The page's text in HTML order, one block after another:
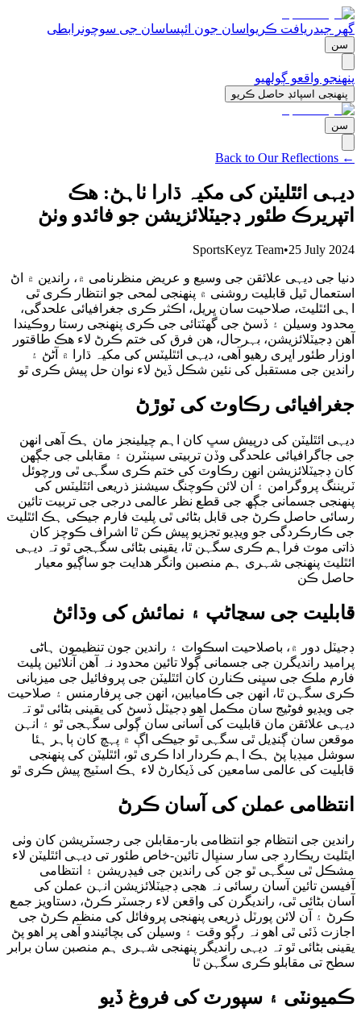
گھر جیدریافت ڪریو اسان جون ائپساسان جی سوچونرابطی
سن
پنھنجو واقعو ڳولھیو
پنھنجی اسپائڊ حاصل ڪریو
سن
← Back to Our Reflections
دیہی ائٿلیٽن کی مکیہ ڌارا ٺاہڻ: ھڪ
اتپریرڪ طئور ڊجیٽلائزیشن جو فائدو وٺڻ
SportsKeyz Team•25 July 2024
دنیا جی دیہی علائقن جی وسیع و عریض منظرنامی ۾، راندین ۾ اڻ
استعمال ٿیل قابلیت روشنی ۾ پنھنجی لمحی جو انتظار ڪری ٿی
اہی ائٿلیٽ، صلاحیت سان ڀریل، اڪثر ڪری جغرافیائی علحدگی،
محدود وسیلن ۽ ڏسڻ جی گھٽتائی جی ڪری پنھنجی رستا روڪیندا
آھن ڊجیٽلائزیشن، بہرحال، ھن فرق کی ختم ڪرڻ لاء ھڪ طاقتور
اوزار طئور اڀری رھیو آھی، دیہی ائٿلیٽس کی مکیہ ڌارا ۾ آڻڻ ۽
راندین جی مستقبل کی نئین شڪل ڏیڻ لاء نوان حل پیش ڪری ٿو
جغرافیائی رڪاوٽ کی ٽوڙڻ
دیہی ائٿلیٽن کی درپیش سڀ کان اہم چیلینجز مان ہڪ آھی انھن
جی جاگرافیائی علحدگی وڏن تربیتی سینٽرن ۽ مقابلی جی جڳھن
کان ڊجیٽلائزیشن انھن رڪاوٽ کی ختم ڪری سگہی ٿی ورچوئل
ٽریننگ پروگرامن ۽ آن لائن ڪوچنگ سیشنز ذریعی ائٿلیٽس کی
پنھنجی جسمانی جڳھ جی قطع نظر عالمی درجی جی تربیت تائین
رسائی حاصل ڪرڻ جی قابل بڻائی ٿی پلیٽ فارم جیڪی ہڪ ائٿلیٽ
جی ڪارڪردگی جو ویڊیو تجزیو پیش ڪن ٿا اشراف ڪوچز کان
ذاتی موٽ فراہم ڪری سگہن ٿا، یقینی بڻائی سگہجی ٿو تہ دیہی
ائٿلیٽ پنھنجی شہری ہم منصبن وانگر ھدایت جو ساڳیو معیار
حاصل ڪن
قابلیت جی سڃاڻپ ۽ نمائش کی وڌائڻ
ڊجیٽل دور ۾، باصلاحیت اسڪواٽ ۽ راندین جون تنظیمون ہاڻی
پرامید راندیگرن جی جسمانی ڳولا تائین محدود نہ آھن آنلائین پلیٽ
فارم ملڪ جی سڀنی ڪنارن کان ائٿلیٽن جی پروفائیل جی میزبانی
ڪری سگہن ٿا، انھن جی ڪامیابین، انھن جی پرفارمنس ۽ صلاحیت
جی ویڊیو فوٹیج سان مڪمل اھو ڊجیٽل ڏسڻ کی یقینی بڻائی ٿو تہ
دیہی علائقن مان قابلیت کی آسانی سان ڳولی سگہجی ٿو ۽ انہن
موقعن سان ڳنڍیل ٿی سگہی ٿو جیڪی اڳ ۾ پہچ کان ٻاہر ہئا
سوشل میڊیا پڻ ہڪ اہم ڪردار ادا ڪری ٿو، ائٿلیٽن کی پنھنجی
قابلیت کی عالمی سامعین کی ڏیکارڻ لاء ہڪ اسٽیج پیش ڪری ٿو
انتظامی عملن کی آسان ڪرڻ
راندین جی انتظام جو انتظامی بار-مقابلن جی رجسٽریشن کان وٺی
ایٿلیٽ ریڪارڊ جی سار سنڀال تائین-خاص طئور تی دیہی ائٿلیٽن لاء
مشڪل ٿی سگہی ٿو جن کی راندین جی فیڊریشن ۽ انتظامی
آفیسن تائین آسان رسائی نہ ھجی ڊجیٽلائزیشن انہن عملن کی
آسان بڻائی ٿی، راندیگرن کی واقعن لاء رجسٽر ڪرڻ، دستاویز جمع
ڪرڻ ۽ آن لائن پورٽل ذریعی پنھنجی پروفائل کی منظم ڪرڻ جی
اجازت ڏئی ٿی اھو نہ رڳو وقت ۽ وسیلن کی بچائیندو آھی پر اھو پڻ
یقینی بڻائی ٿو تہ دیہی راندیگر پنھنجی شہری ہم منصبن سان برابر
سطح تی مقابلو ڪری سگہن ٿا
ڪمیونٽی ۽ سپورٽ کی فروغ ڏیو